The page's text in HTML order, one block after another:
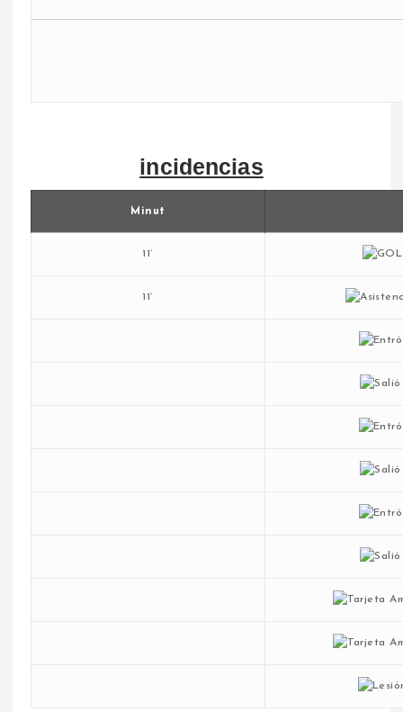
incidencias
Minut
11`
11`